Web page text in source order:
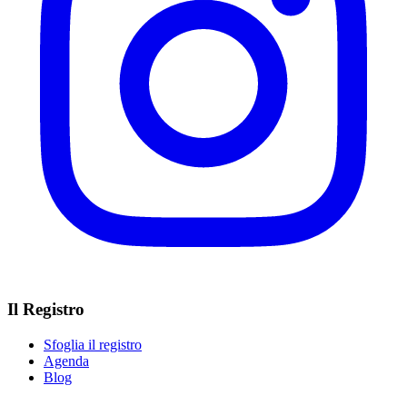
Il Registro
Sfoglia il registro
Agenda
Blog